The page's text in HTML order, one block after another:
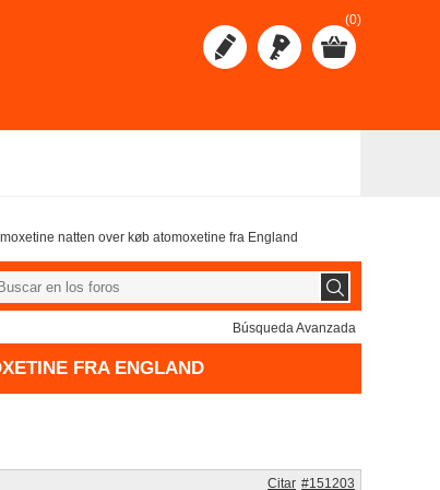
(0)
natten over køb atomoxetine fra England
Búsqueda Avanzada
FRA ENGLAND
#151203
Citar